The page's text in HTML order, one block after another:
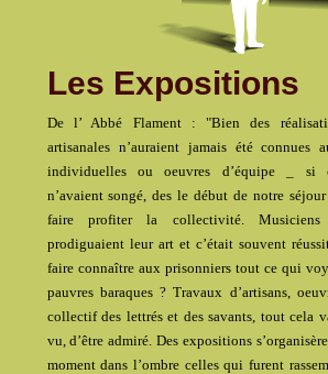
Les Expositions
De l’ Abbé Flament : "Bien des
artisanales n’auraient jamais été connues
individuelles ou oeuvres d’équipe _ si
n’avaient songé, des le début de notre
faire profiter la collectivité.
prodiguaient leur art et c’était souvent
faire connaître aux prisonniers tout ce qui
pauvres baraques ? Travaux d’artisans,
collectif des lettrés et des savants, tout cela
vu, d’être admiré. Des expositions
moment dans l’ombre celles qui furent